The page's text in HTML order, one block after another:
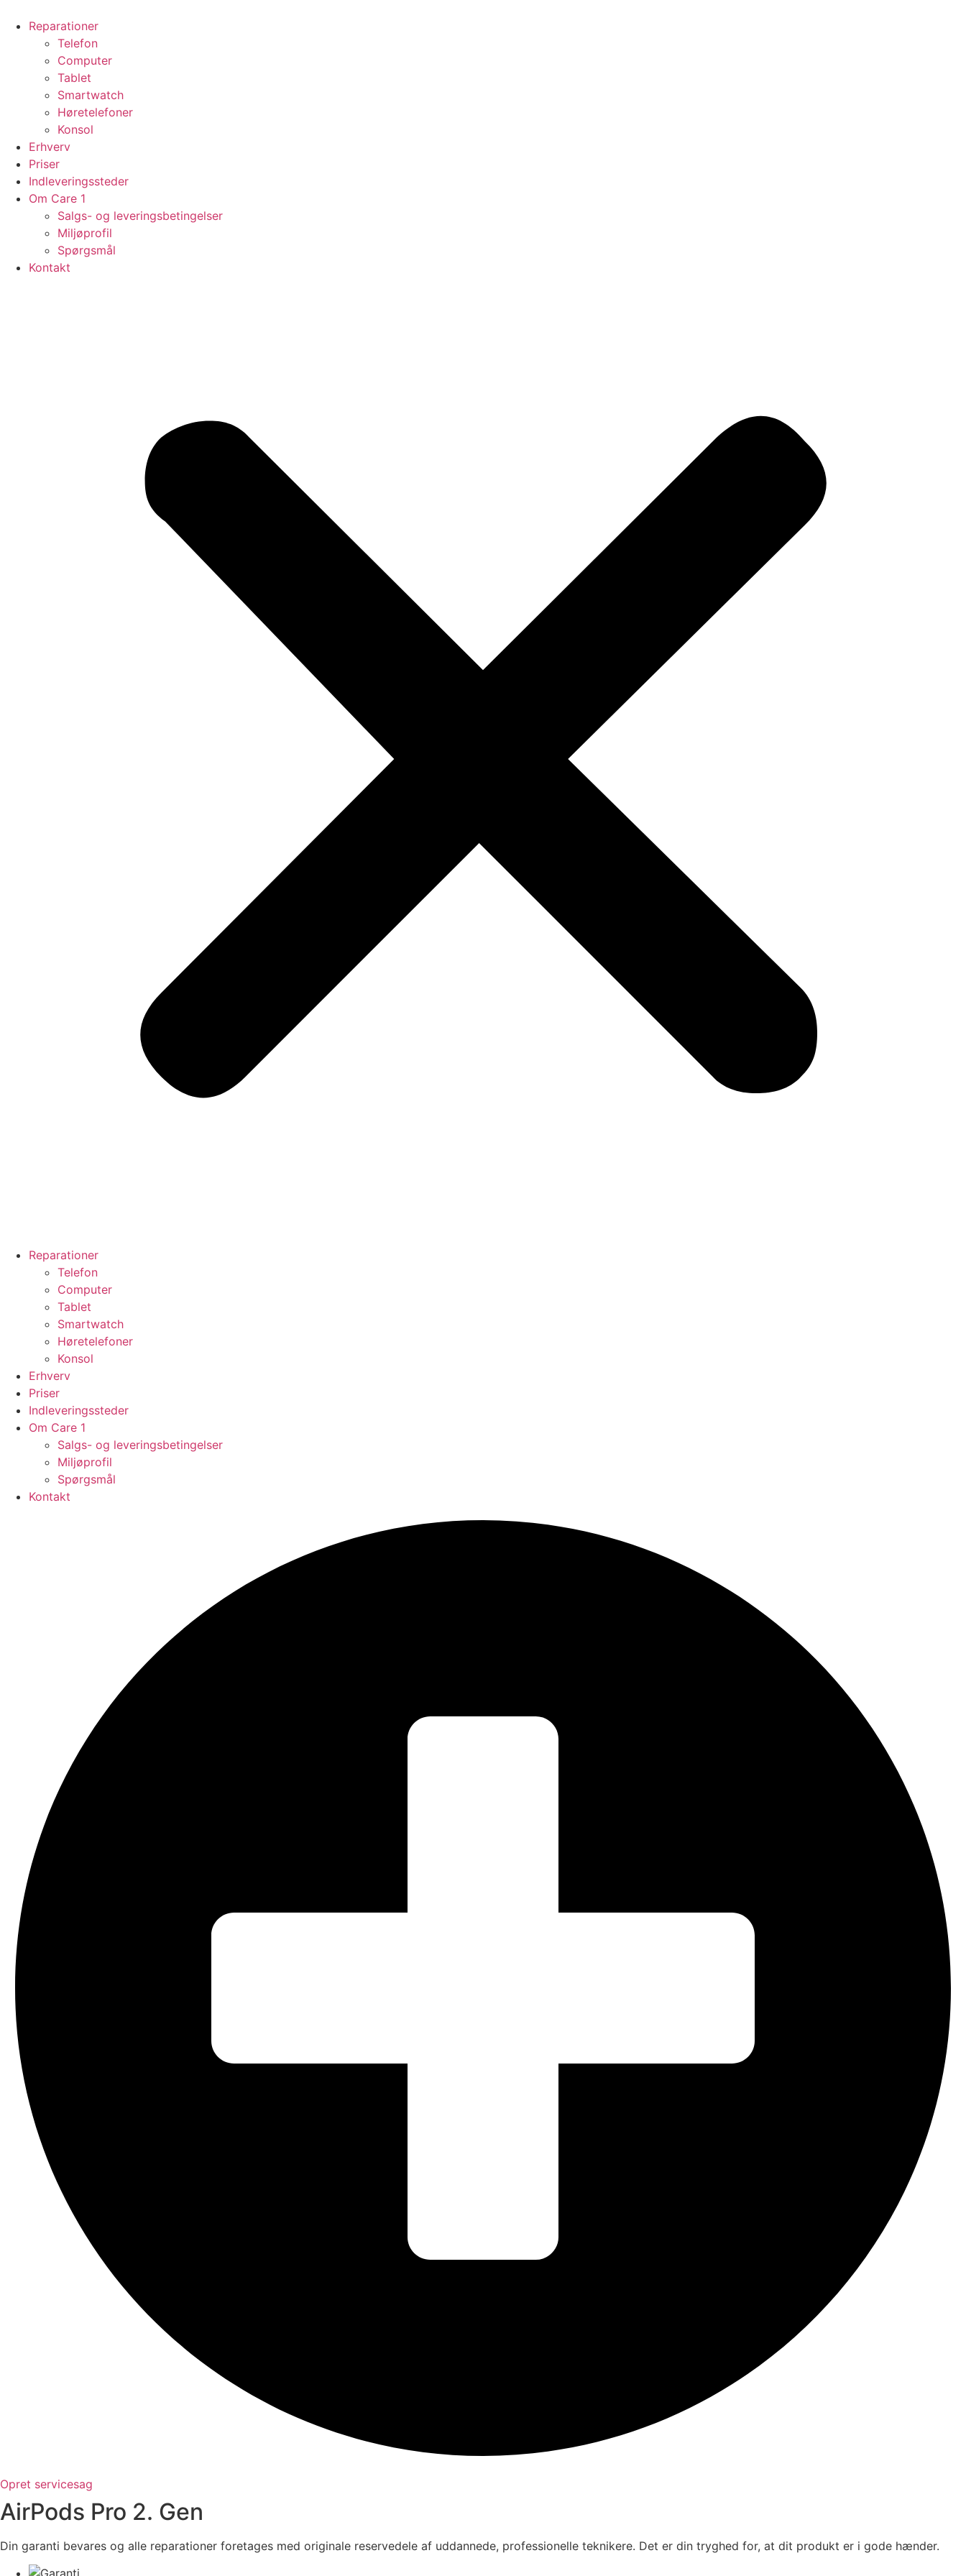
Reparationer
Telefon
Computer
Tablet
Smartwatch
Høretelefoner
Konsol
Erhverv
Priser
Indleveringssteder
Om Care 1
Salgs- og leveringsbetingelser
Miljøprofil
Spørgsmål
Kontakt
Reparationer
Telefon
Computer
Tablet
Smartwatch
Høretelefoner
Konsol
Erhverv
Priser
Indleveringssteder
Om Care 1
Salgs- og leveringsbetingelser
Miljøprofil
Spørgsmål
Kontakt
Opret servicesag
AirPods Pro 2. Gen
Din garanti bevares og alle reparationer foretages med originale reservedele af uddannede, professionelle teknikere. Det er din tryghed for, at dit produkt er i gode hænder.